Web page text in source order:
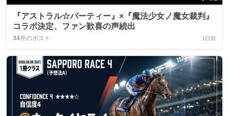
『アストラル☆パーティー』×『魔法少女ノ魔女裁判』
コラボ決定、ファン歓喜の声続出
34件のポスト 1日前